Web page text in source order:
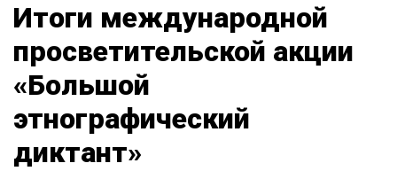
Итоги международной
просветительской акции
«Большой
этнографический
диктант»